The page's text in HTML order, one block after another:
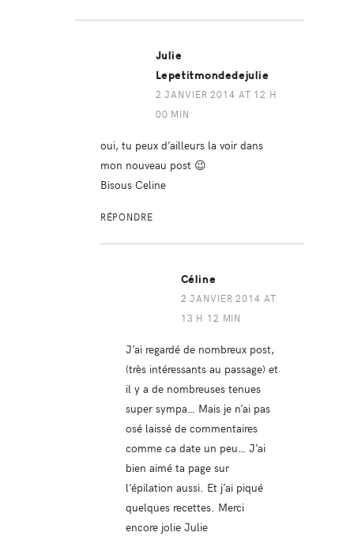
Julie
Lepetitmondedejulie
2 JANVIER 2014 AT 12 H
00 MIN
oui, tu peux d’ailleurs la voir dans
mon nouveau post 😉
Bisous Celine
RÉPONDRE
Céline
2 JANVIER 2014 AT
13 H 12 MIN
J’ai regardé de nombreux post,
(très intéressants au passage) et
il y a de nombreuses tenues
super sympa… Mais je n’ai pas
osé laissé de commentaires
comme ca date un peu… J’ai
bien aimé ta page sur
l’épilation aussi. Et j’ai piqué
quelques recettes. Merci
encore jolie Julie